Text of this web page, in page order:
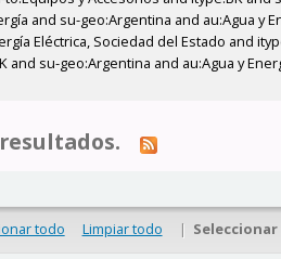
and su-geo:Argentina and au:Agua y
Eléctrica, Sociedad del Estado and
su-geo:Argentina and au:Agua y
todo Limpiar todo |